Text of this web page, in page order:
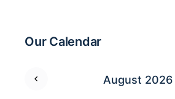
Our Calendar
August 2026